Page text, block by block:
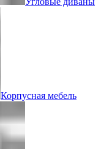
Корпусная мебель